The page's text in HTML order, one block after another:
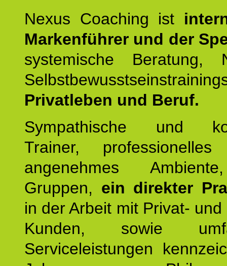
Nexus Coaching ist
Markenführer und der
systemische Beratung,
Privatleben und Beruf.
Sympathische und
Trainer, professionelles
angenehmes
Gruppen, ein direkter
in der Arbeit mit Privat-
Kunden, sowie
Serviceleistungen